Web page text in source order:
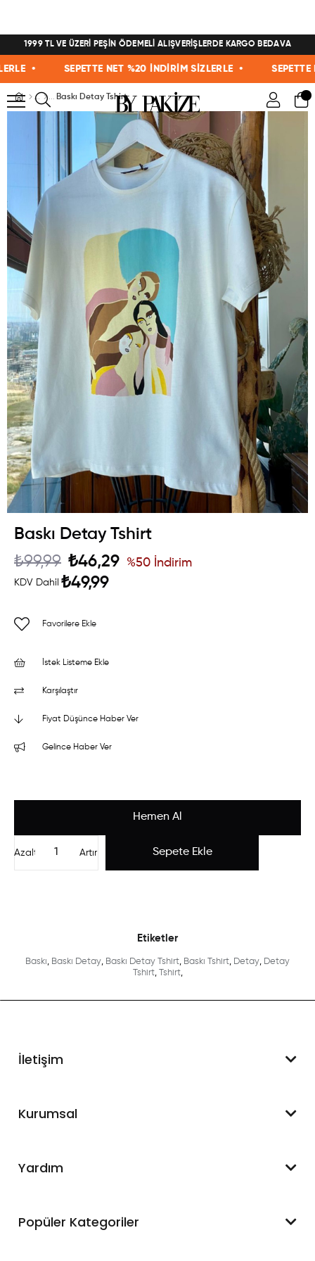
1999 TL VE ÜZERİ PEŞİN ÖDEMELİ ALIŞVERİŞLERDE KARGO BEDAVA
• SEPETTE NET %20 İNDİRİM SİZLERLE • SEPETTE
Baskı Detay Tshirt
Baskı Detay Tshirt
₺99,99 ₺46,29
KDV Dahil ₺49,99
%50 İndirim
Favorilere Ekle
İstek Listeme Ekle
Karşılaştır
Fiyat Düşünce Haber Ver
Gelince Haber Ver
Artır
Azalt
Etiketler
Baskı, Baskı Detay, Baskı Detay Tshirt, Baskı Tshirt, Detay, Detay
Tshirt, Tshirt,
İletişim
WhatsApp Destek
Kurumsal
Hakkımızda
Blog
Yardım
Hesabım
Popüler Kategoriler